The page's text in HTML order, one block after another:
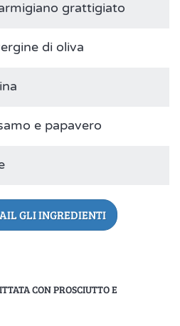
grattigiato
di oliva
e papavero
GLI INGREDIENTI
CON PROSCIUTTO E